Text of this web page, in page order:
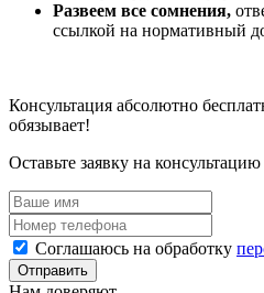
Развеем все сомнения,
ссылкой на нормативный
Консультация абсолютно
обязывает!
Оставьте заявку на консультацию
Соглашаюсь на обработку
Отправить